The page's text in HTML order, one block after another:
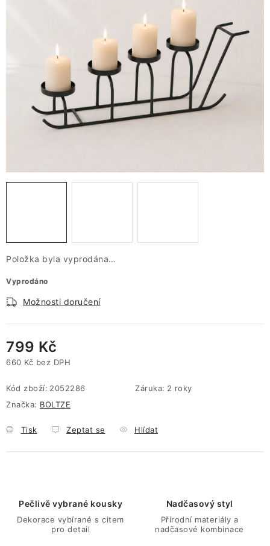
Doprava a platba
FAQ - nejčastější dotazy
Vrácení zboží a reklamace
Obchodní podmínky
Ochrana Osobních údajů GDPR
Spojte se s námi
Odstoupení od smlouvy
Položka byla vyprodána…
Vyprodáno
Možnosti doručení
799 Kč
660 Kč bez DPH
Kód zboží: 2052286 Záruka: 2 roky
Značka: BOLTZE
Tisk Zeptat se Hlídat
Pečlivě vybrané kousky
Dekorace vybírané s citem
pro detail
Nadčasový styl
Přírodní materiály a
nadčasové kombinace